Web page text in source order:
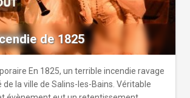
de 1825
En 1825, un terrible incendie ravage
de la ville de Salins-les-Bains. Véritable